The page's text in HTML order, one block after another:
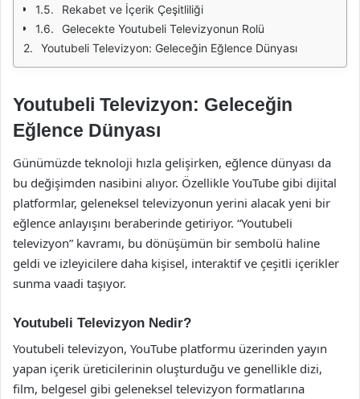
Rekabet ve İçerik Çeşitliliği
Gelecekte Youtubeli Televizyonun Rolü
Youtubeli Televizyon: Geleceğin Eğlence Dünyası
Youtubeli Televizyon: Geleceğin
Eğlence Dünyası
Günümüzde teknoloji hızla gelişirken, eğlence dünyası da
bu değişimden nasibini alıyor. Özellikle YouTube gibi dijital
platformlar, geleneksel televizyonun yerini alacak yeni bir
eğlence anlayışını beraberinde getiriyor. “Youtubeli
televizyon” kavramı, bu dönüşümün bir sembolü haline
geldi ve izleyicilere daha kişisel, interaktif ve çeşitli içerikler
sunma vaadi taşıyor.
Youtubeli Televizyon Nedir?
Youtubeli televizyon, YouTube platformu üzerinden yayın
yapan içerik üreticilerinin oluşturduğu ve genellikle dizi,
film, belgesel gibi geleneksel televizyon formatlarına